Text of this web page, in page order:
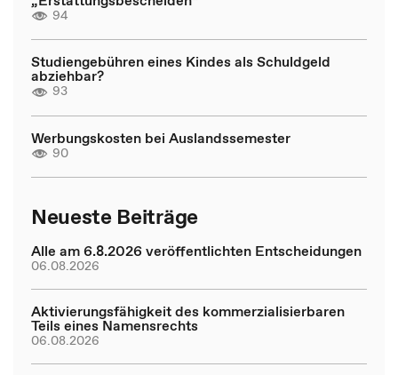
94
Studiengebühren eines Kindes als Schuldgeld
abziehbar?
93
Werbungskosten bei Auslandssemester
90
Neueste Beiträge
Alle am 6.8.2026 veröffentlichten Entscheidungen
06.08.2026
Aktivierungsfähigkeit des kommerzialisierbaren
Teils eines Namensrechts
06.08.2026